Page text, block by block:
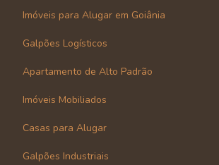
Imóveis para Alugar em Goiânia
Galpões Logísticos
Apartamento de Alto Padrão
Imóveis Mobiliados
Casas para Alugar
Galpões Industriais